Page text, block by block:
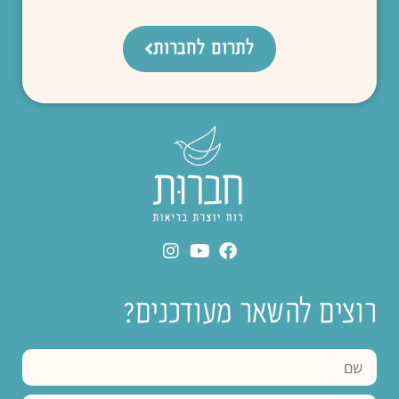
לתרום לחברות
רוצים להשאר מעודכנים?